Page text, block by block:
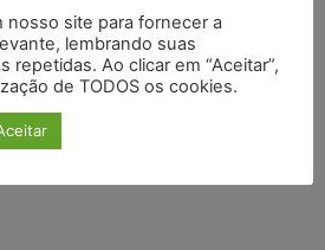
de suspeito investigado na
nosso site para fornecer a
lembrando suas
repetidas. Ao clicar em “Aceitar”,
de TODOS os cookies.